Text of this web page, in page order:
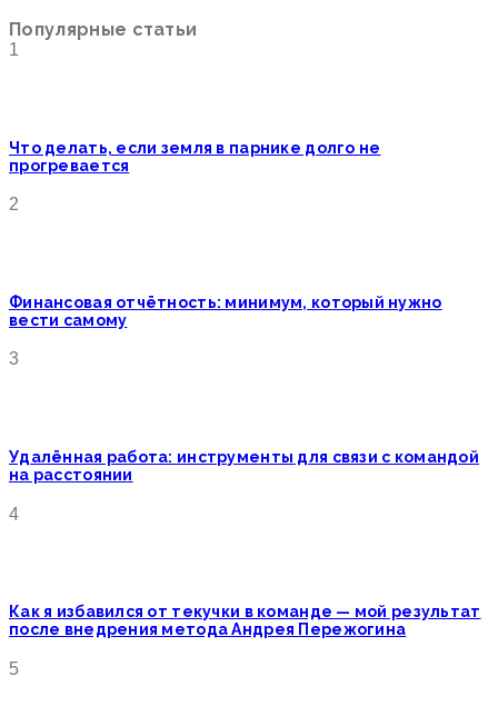
Популярные статьи
1
Что делать, если земля в парнике долго не
прогревается
2
Финансовая отчётность: минимум, который нужно
вести самому
3
Удалённая работа: инструменты для связи с командой
на расстоянии
4
Как я избавился от текучки в команде — мой результат
после внедрения метода Андрея Пережогина
5